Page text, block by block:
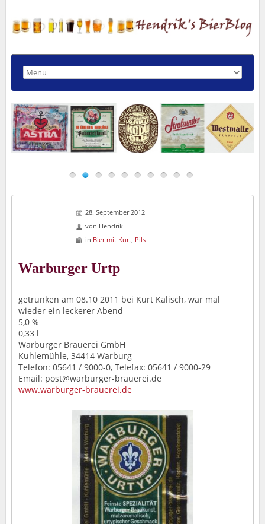
28. September 2012
von Hendrik
in Bier mit Kurt, Pils
Warburger Urtp
getrunken am 08.10 2011 bei Kurt Kalisch, war mal
wieder ein leckerer Abend
5,0 %
0,33 l
Warburger Brauerei GmbH
Kuhlemühle, 34414 Warburg
Telefon: 05641 / 9000-0, Telefax: 05641 / 9000-29
Email: post@warburger-brauerei.de
www.warburger-brauerei.de